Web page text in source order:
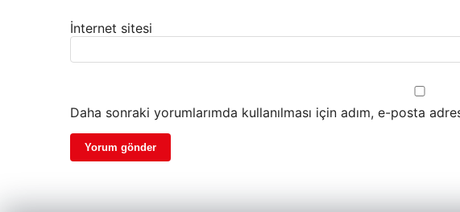
İnternet sitesi
Daha sonraki yorumlarımda kullanılması için adım, e-posta